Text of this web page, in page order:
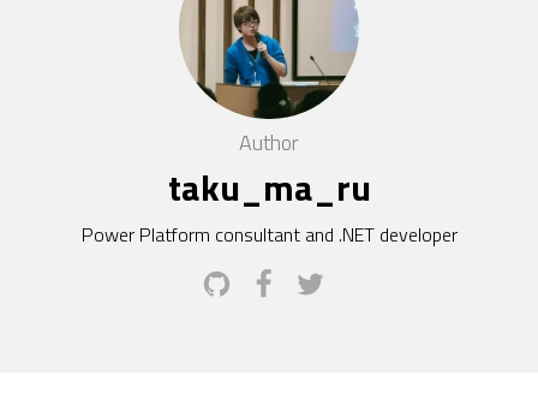
Author
taku_ma_ru
Power Platform consultant and .NET developer